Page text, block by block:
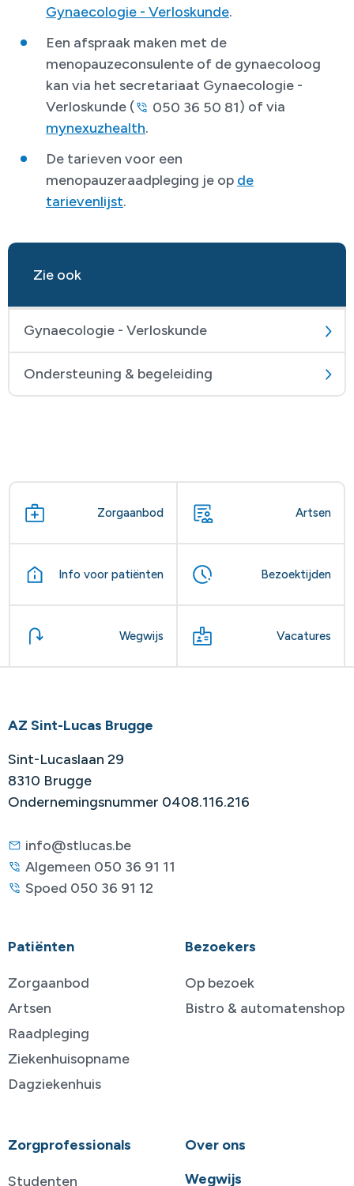
Gynaecologie - Verloskunde.
Een afspraak maken met de
menopauzeconsulente of de gynaecoloog
kan via het secretariaat Gynaecologie -
Verloskunde (
050 36 50 81) of via
mynexuzhealth.
De tarieven voor een
menopauzeraadpleging je op de
tarievenlijst.
Zie ook
Gynaecologie - Verloskunde
Ondersteuning & begeleiding
Zorgaanbod Artsen
Info voor patiënten Bezoektijden
Wegwijs Vacatures
AZ Sint-Lucas Brugge
Sint-Lucaslaan 29
8310 Brugge
Ondernemingsnummer 0408.116.216
info@stlucas.be
Algemeen 050 36 91 11
Spoed 050 36 91 12
Patiënten
Zorgaanbod
Artsen
Raadpleging
Ziekenhuisopname
Dagziekenhuis
Bezoekers
Op bezoek
Bistro & automatenshop
Zorgprofessionals
Studenten
Over ons
Wegwijs